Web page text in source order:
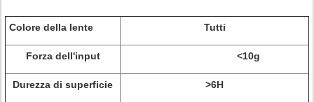
Colore della lente Tutti
Forza dell'input <10g
Durezza di superficie >6H